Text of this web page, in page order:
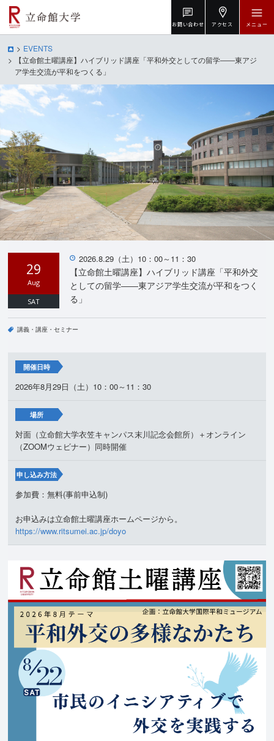
お問い合わせ アクセス メニュー
EVENTS
【立命館土曜講座】ハイブリッド講座「平和外交としての留学――東アジ
ア学生交流が平和をつくる」
29
Aug
SAT
2026.8.29（土）10：00～11：30
【立命館土曜講座】ハイブリッド講座「平和外交
としての留学――東アジア学生交流が平和をつく
る」
講義・講座・セミナー
開催日時
2026年8月29日（土）10：00～11：30
場所
対面（立命館大学衣笠キャンパス末川記念会館所）＋オンライン
（ZOOMウェビナー）同時開催
申し込み方法
参加費：無料(事前申込制)
お申込みは立命館土曜講座ホームページから。
https://www.ritsumei.ac.jp/doyo